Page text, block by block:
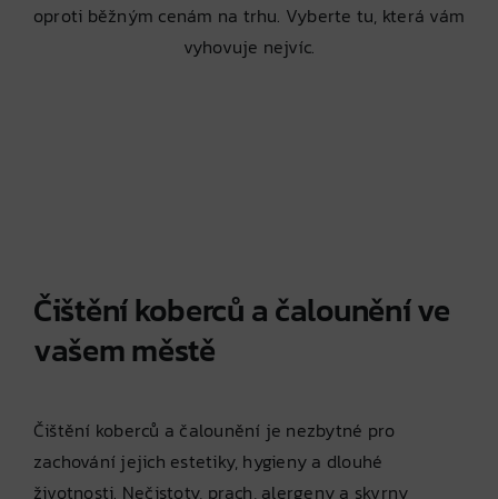
oproti běžným cenám na trhu. Vyberte tu, která vám
vyhovuje nejvíc.
Čištění koberců a čalounění ve
vašem městě
Čištění koberců a čalounění je nezbytné pro
zachování jejich estetiky, hygieny a dlouhé
životnosti. Nečistoty, prach, alergeny a skvrny